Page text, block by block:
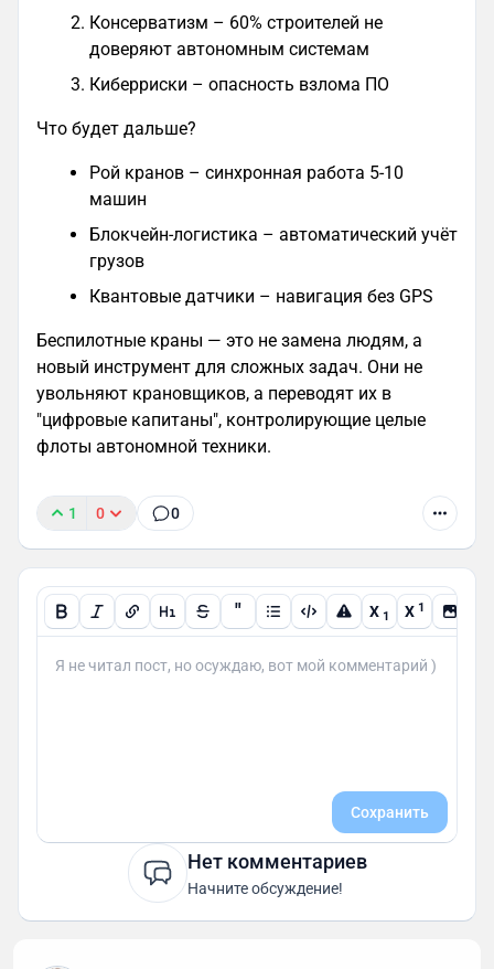
Консерватизм – 60% строителей не
доверяют автономным системам
Киберриски – опасность взлома ПО
Что будет дальше?
Рой кранов – синхронная работа 5-10
машин
Блокчейн-логистика – автоматический учёт
грузов
Квантовые датчики – навигация без GPS
Беспилотные краны — это не замена людям, а
новый инструмент для сложных задач. Они не
увольняют крановщиков, а переводят их в
"цифровые капитаны", контролирующие целые
флоты автономной техники.
1 0 0
" X 1 X 1
Сохранить
Нет комментариев
Начните обсуждение!